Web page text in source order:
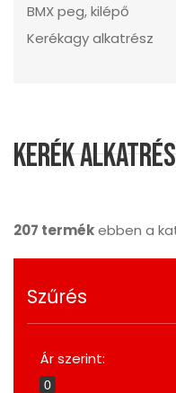
BMX peg, kilépő
Kerékagy alkatrész
Kerék
207 termékebben a
Szűrés
Ár szerint:
0